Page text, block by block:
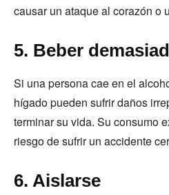
causar un ataque al corazón o
5. Beber
Si una persona cae en el
hígado pueden sufrir daños
terminar su vida. Su consumo
riesgo de sufrir un accidente
6. Aislarse